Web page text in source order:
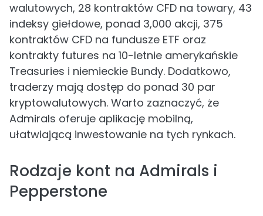
walutowych, 28 kontraktów CFD na towary, 43
indeksy giełdowe, ponad 3,000 akcji, 375
kontraktów CFD na fundusze ETF oraz
kontrakty futures na 10-letnie amerykańskie
Treasuries i niemieckie Bundy. Dodatkowo,
traderzy mają dostęp do ponad 30 par
kryptowalutowych. Warto zaznaczyć, że
Admirals oferuje aplikację mobilną,
ułatwiającą inwestowanie na tych rynkach.
Rodzaje kont na Admirals i
Pepperstone